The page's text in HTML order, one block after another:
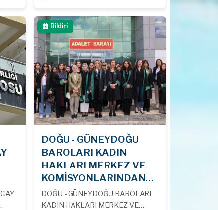
Bildiri
DOĞU - GÜNEYDOĞU
BAROLARI KADIN
HAKLARI MERKEZ VE
KOMİSYONLARINDAN
GÜLİSTAN DOKU
AÇIKLAMASI...
DOĞU - GÜNEYDOĞU BAROLARI
KADIN HAKLARI MERKEZ VE